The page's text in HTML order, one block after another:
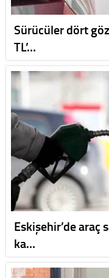
Sürücüler dört
TL’…
Eskişehir’de
ka…